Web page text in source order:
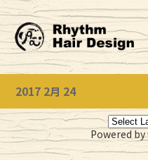
2017 2月 24
Powered by